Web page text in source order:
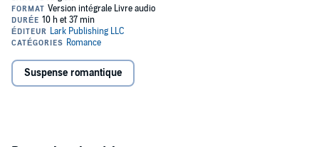
Her father took everything from me: my money, my family, my life.
He has to pay for what he’s done. And she’s the only thing that can
hurt him....
The Lark Notes:
Suspense romantique